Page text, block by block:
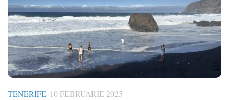
TENERIFE 10 FEBRUARIE 2025